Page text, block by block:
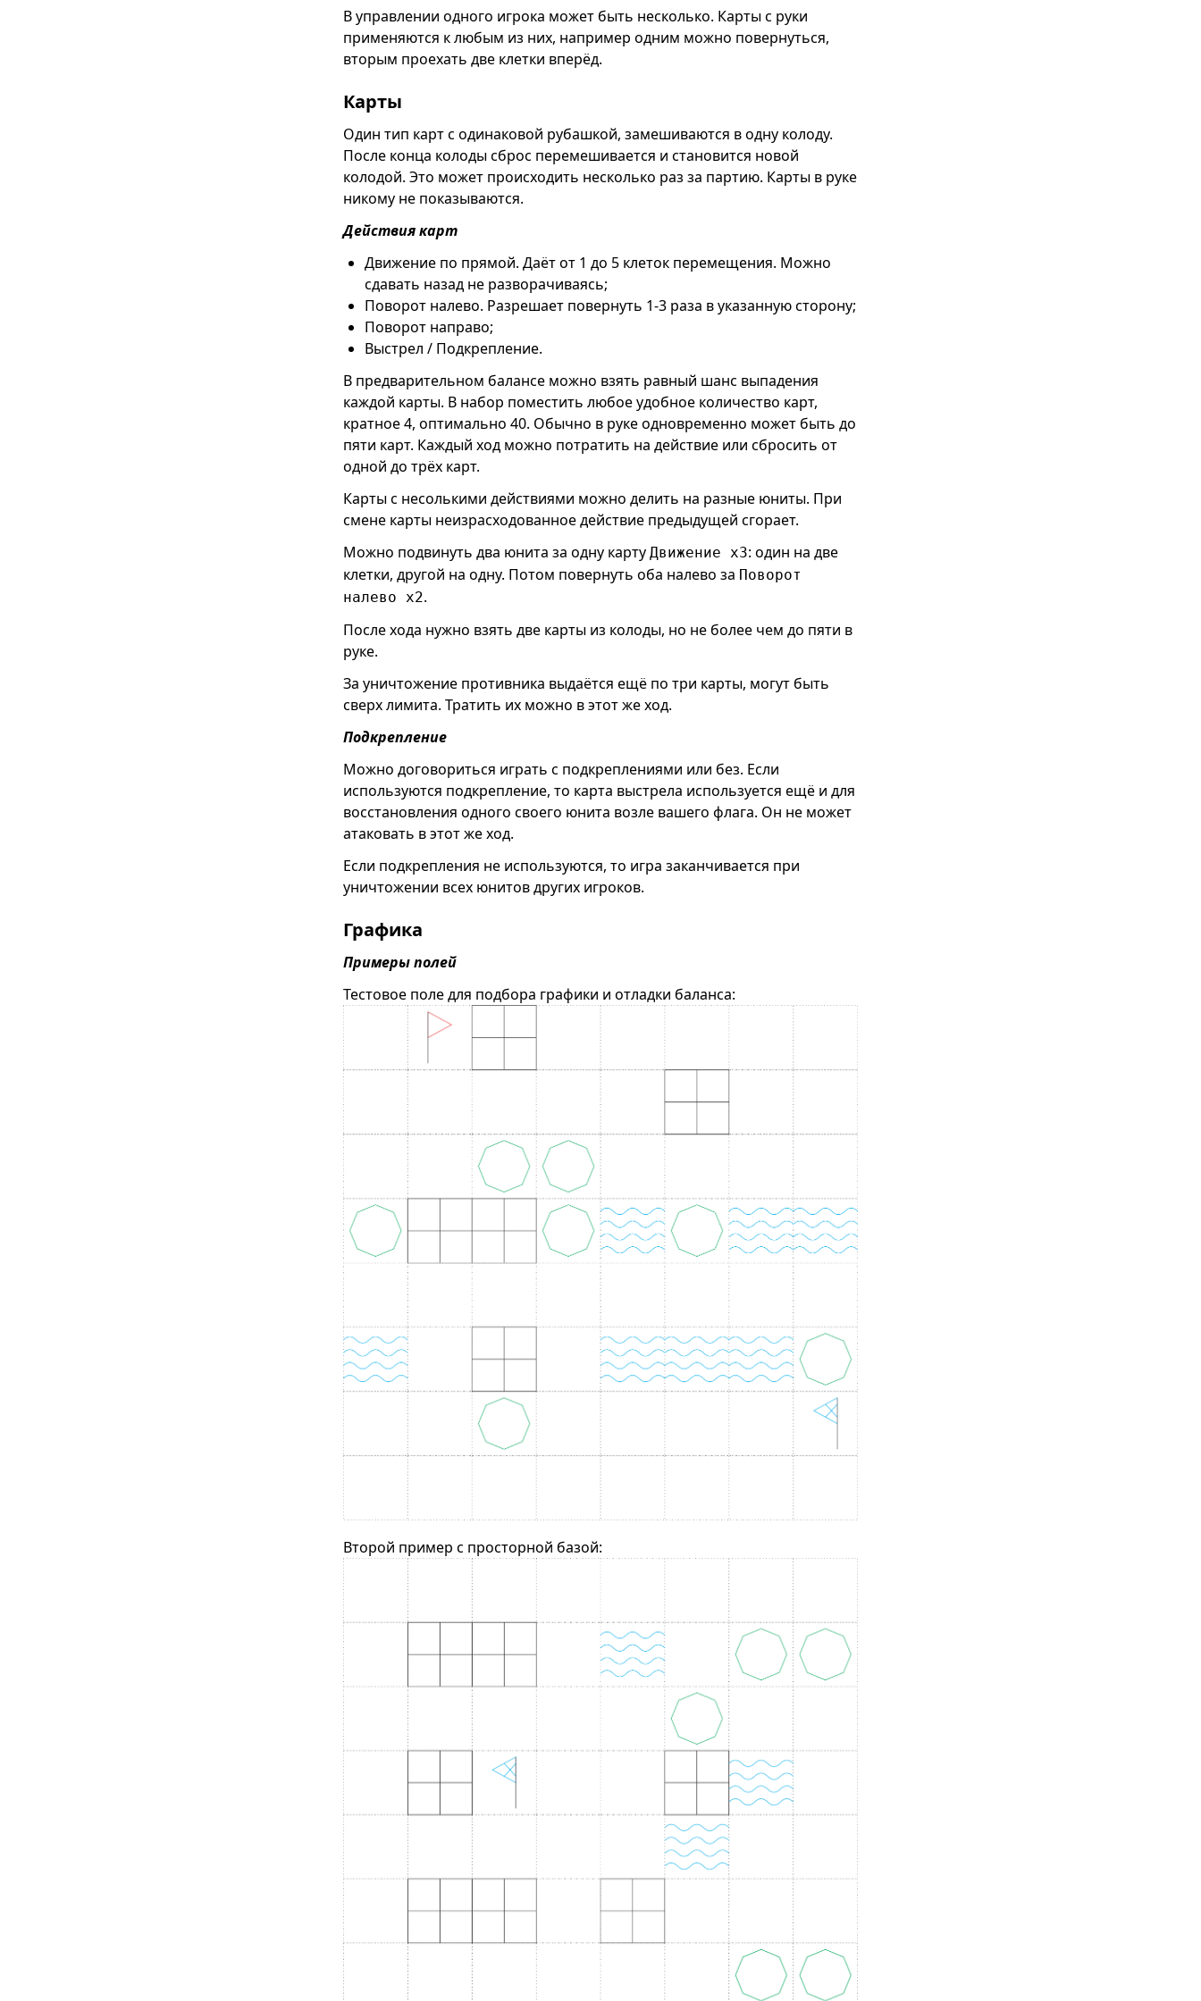
В управлении одного игрока может быть несколько. Карты с руки
применяются к любым из них, например одним можно повернуться,
вторым проехать две клетки вперёд.
Карты
Один тип карт с одинаковой рубашкой, замешиваются в одну колоду.
После конца колоды сброс перемешивается и становится новой
колодой. Это может происходить несколько раз за партию. Карты в руке
никому не показываются.
Действия карт
Движение по прямой. Даёт от 1 до 5 клеток перемещения. Можно
сдавать назад не разворачиваясь;
Поворот налево. Разрешает повернуть 1-3 раза в указанную сторону;
Поворот направо;
Выстрел / Подкрепление.
В предварительном балансе можно взять равный шанс выпадения
каждой карты. В набор поместить любое удобное количество карт,
кратное 4, оптимально 40. Обычно в руке одновременно может быть до
пяти карт. Каждый ход можно потратить на действие или сбросить от
одной до трёх карт.
Карты с несолькими действиями можно делить на разные юниты. При
смене карты неизрасходованное действие предыдущей сгорает.
Можно подвинуть два юнита за одну карту Движение x3: один на две
клетки, другой на одну. Потом повернуть оба налево за Поворот
налево x2.
После хода нужно взять две карты из колоды, но не более чем до пяти в
руке.
За уничтожение противника выдаётся ещё по три карты, могут быть
сверх лимита. Тратить их можно в этот же ход.
Подкрепление
Можно договориться играть с подкреплениями или без. Если
используются подкрепление, то карта выстрела используется ещё и для
восстановления одного своего юнита возле вашего флага. Он не может
атаковать в этот же ход.
Если подкрепления не используются, то игра заканчивается при
уничтожении всех юнитов других игроков.
Графика
Примеры полей
Тестовое поле для подбора графики и отладки баланса:
Второй пример с просторной базой: